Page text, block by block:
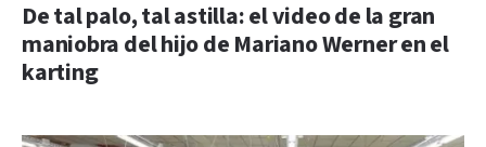
De tal palo, tal astilla: el video de la gran
maniobra del hijo de Mariano Werner en el
karting